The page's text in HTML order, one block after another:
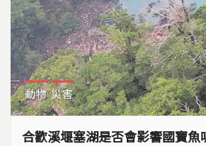
動物 災害
合歡溪堰塞湖是否會影響國寶魚